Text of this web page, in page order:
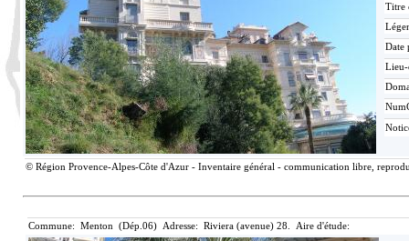
Titre
Date
© Région Provence-Alpes-Côte d'Azur - Inventaire général - communication libre,
Commune: Menton (Dép.06) Adresse: Riviera (avenue) 28. Aire d'étude: